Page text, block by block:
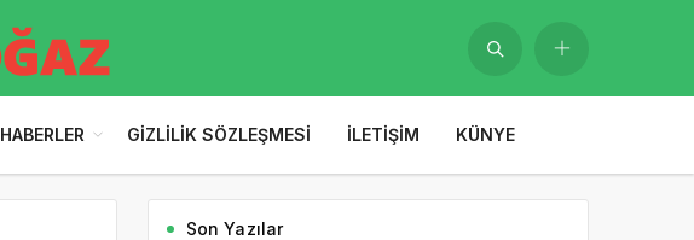
HABERLER GIZLILIK SÖZLEŞMESI İLETIŞIM KÜNYE
Son Yazılar